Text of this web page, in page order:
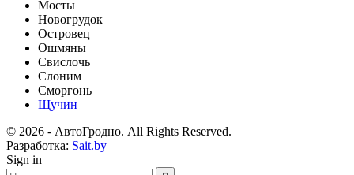
Мосты
Новогрудок
Островец
Ошмяны
Свислочь
Слоним
Сморгонь
Щучин
© 2026 - АвтоГродно. All Rights Reserved.
Разработка: Sait.by
Sign in